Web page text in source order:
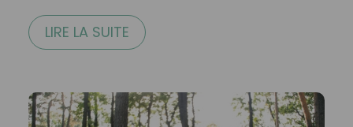
LIRE LA SUITE